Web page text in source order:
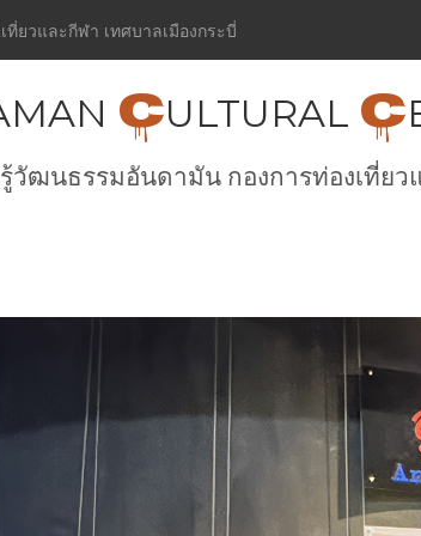
ที่ยวและกีฬา เทศบาลเมืองกระบี่
CULTURAL C
วัฒนธรรมอันดามัน กองการท่องเที่ยว